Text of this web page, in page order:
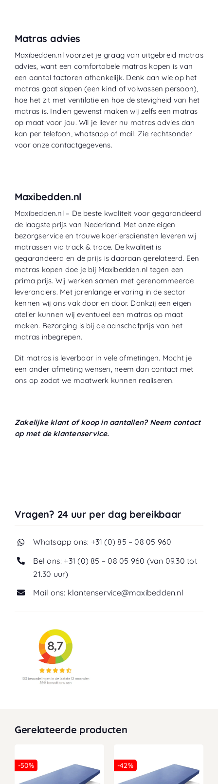
Matras advies
Maxibedden.nl voorziet je graag van uitgebreid matras
advies, want een comfortabele matras kopen is van
een aantal factoren afhankelijk. Denk aan wie op het
matras gaat slapen (een kind of volwassen persoon),
hoe het zit met ventilatie en hoe de stevigheid van het
matras is. Indien gewenst maken wij zelfs een matras
op maat voor jou. Wil je liever nu matras advies dan
kan per telefoon, whatsapp of mail. Zie rechtsonder
voor onze contactgegevens.
Maxibedden.nl
Maxibedden.nl – De beste kwaliteit voor gegarandeerd
de laagste prijs van Nederland. Met onze eigen
bezorgservice en trouwe koeriersdiensten leveren wij
matrassen via track & trace. De kwaliteit is
gegarandeerd en de prijs is daaraan gerelateerd. Een
matras kopen doe je bij Maxibedden.nl tegen een
prima prijs. Wij werken samen met gerenommeerde
leveranciers. Met jarenlange ervaring in de sector
kennen wij ons vak door en door. Dankzij een eigen
atelier kunnen wij eventueel een matras op maat
maken. Bezorging is bij de aanschafprijs van het
matras inbegrepen.
Dit matras is leverbaar in vele afmetingen. Mocht je
een ander afmeting wensen, neem dan contact met
ons op zodat we maatwerk kunnen realiseren.
Zakelijke klant of koop in aantallen? Neem contact
op met de klantenservice.
Vragen? 24 uur per dag bereikbaar
Whatsapp ons: +31 (0) 85 – 08 05 960
Bel ons: +31 (0) 85 – 08 05 960 (van 09.30 tot
21.30 uur)
Mail ons: klantenservice@maxibedden.nl
Gerelateerde producten
-50% -42%